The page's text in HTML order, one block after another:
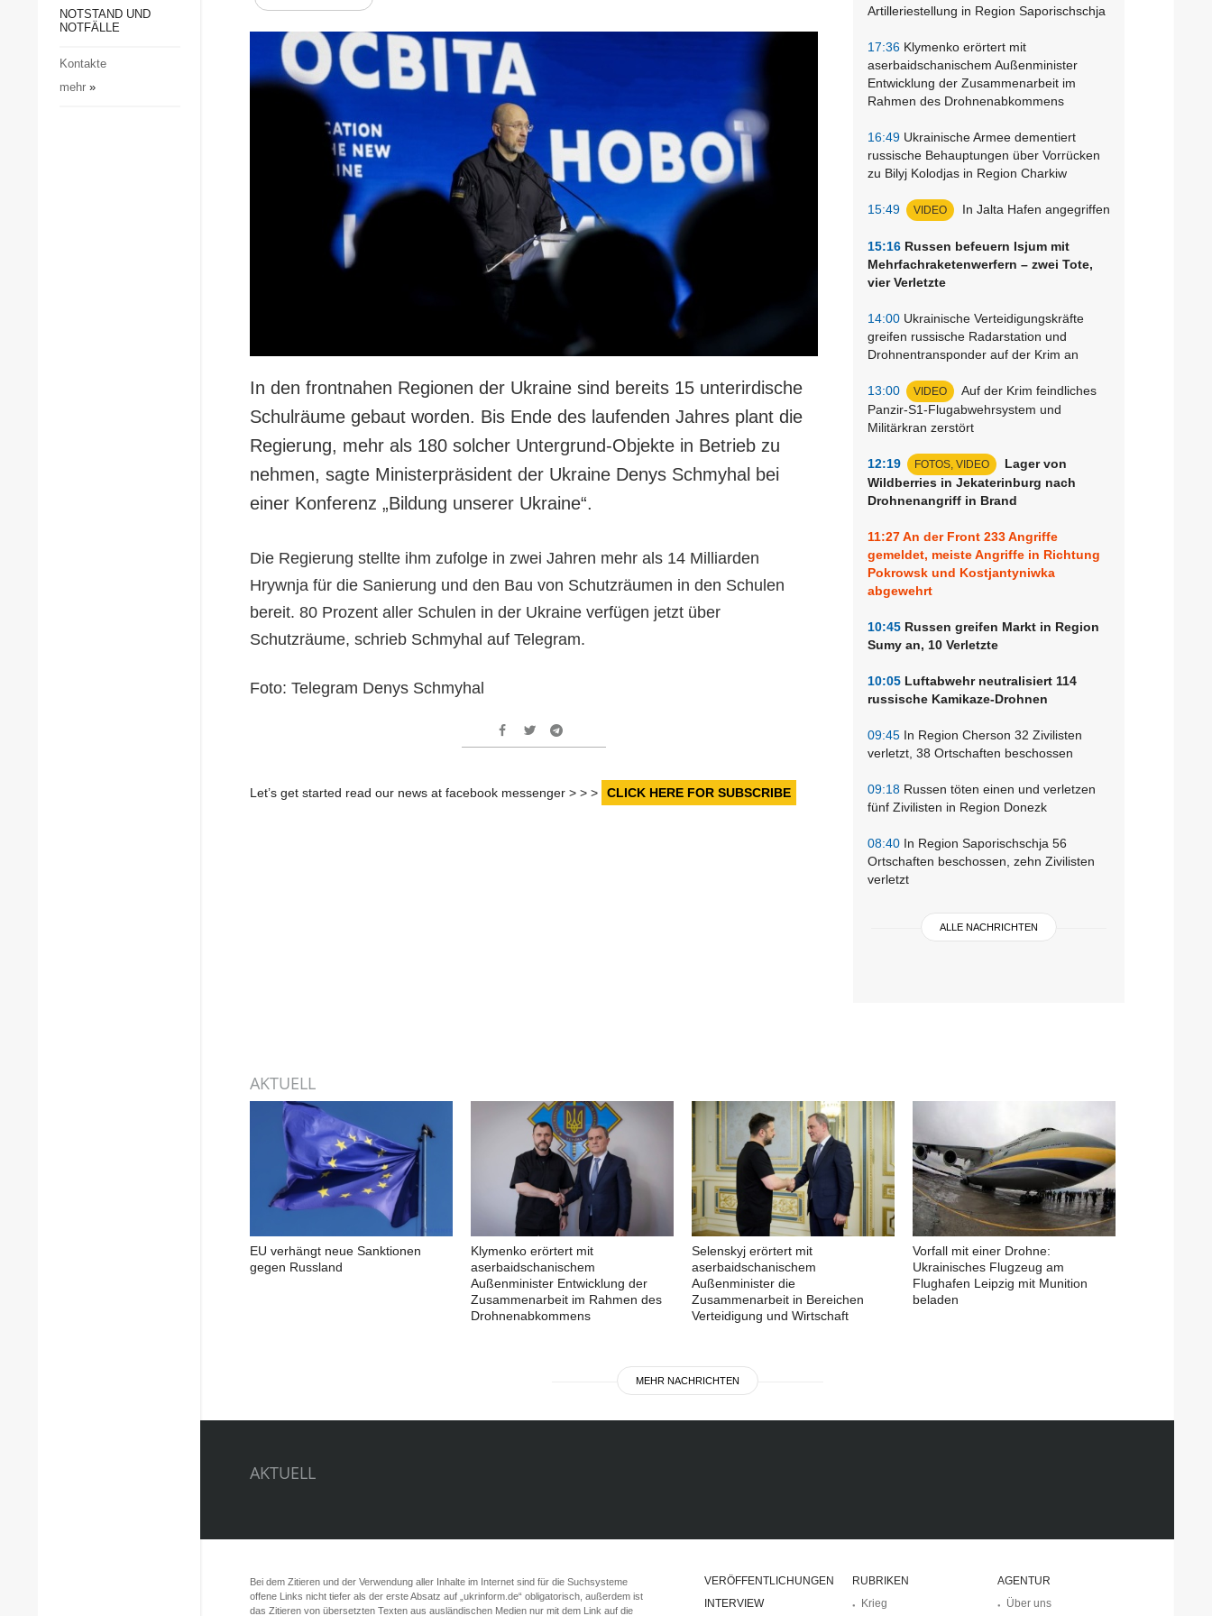
Gesellschaft und Kultur
NOTSTAND UND
NOTFÄLLE
Kontakte
mehr»
Artilleriestellung in Region Saporischschja
17:36 Klymenko erörtert mit
aserbaidschanischem Außenminister
Entwicklung der Zusammenarbeit im
Rahmen des Drohnenabkommens
16:49 Ukrainische Armee dementiert
russische Behauptungen über Vorrücken
zu Bilyj Kolodjas in Region Charkiw
15:49 VIDEO In Jalta Hafen angegriffen
15:16 Russen befeuern Isjum mit
Mehrfachraketenwerfern – zwei Tote,
vier Verletzte
14:00 Ukrainische Verteidigungskräfte
greifen russische Radarstation und
Drohnentransponder auf der Krim an
13:00 VIDEO
Auf der Krim feindliches
Panzir-S1-Flugabwehrsystem und
Militärkran zerstört
12:19 FOTOS, VIDEO
Lager von
Wildberries in Jekaterinburg nach
Drohnenangriff in Brand
11:27An der Front 233 Angriffe
gemeldet, meiste Angriffe in Richtung
Pokrowsk und Kostjantyniwka
abgewehrt
10:45 Russen greifen Markt in Region
Sumy an, 10 Verletzte
10:05 Luftabwehr neutralisiert 114
russische Kamikaze-Drohnen
09:45 In Region Cherson 32 Zivilisten
verletzt, 38 Ortschaften beschossen
09:18 Russen töten einen und verletzen
fünf Zivilisten in Region Donezk
08:40 In Region Saporischschja 56
Ortschaften beschossen, zehn Zivilisten
verletzt
ALLE NACHRICHTEN
In den frontnahen Regionen der Ukraine sind bereits 15 unterirdische
Schulräume gebaut worden. Bis Ende des laufenden Jahres plant die
Regierung, mehr als 180 solcher Untergrund-Objekte in Betrieb zu
nehmen, sagte Ministerpräsident der Ukraine Denys Schmyhal bei
einer Konferenz „Bildung unserer Ukraine“.
Die Regierung stellte ihm zufolge in zwei Jahren mehr als 14 Milliarden
Hrywnja für die Sanierung und den Bau von Schutzräumen in den Schulen
bereit. 80 Prozent aller Schulen in der Ukraine verfügen jetzt über
Schutzräume, schrieb Schmyhal auf Telegram.
Foto: Telegram Denys Schmyhal
Let’s get started read our news at facebook messenger > > > CLICK HERE FOR SUBSCRIBE
AKTUELL
EU verhängt neue Sanktionen
gegen Russland
Klymenko erörtert mit
aserbaidschanischem
Außenminister Entwicklung der
Zusammenarbeit im Rahmen des
Drohnenabkommens
Selenskyj erörtert mit
aserbaidschanischem
Außenminister die
Zusammenarbeit in Bereichen
Verteidigung und Wirtschaft
Vorfall mit einer Drohne:
Ukrainisches Flugzeug am
Flughafen Leipzig mit Munition
beladen
MEHR NACHRICHTEN
AKTUELL
RUBRIKEN
Krieg
AGENTUR
Über uns
VERÖFFENTLICHUNGEN
INTERVIEW
Bei dem Zitieren und der Verwendung aller Inhalte im Internet sind für die Suchsysteme
offene Links nicht tiefer als der erste Absatz auf „ukrinform.de“ obligatorisch, außerdem ist
das Zitieren von übersetzten Texten aus ausländischen Medien nur mit dem Link auf die